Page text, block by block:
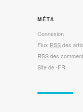
MÉTA
Connexion
Flux RSSdes
RSSdes
Site de -FR